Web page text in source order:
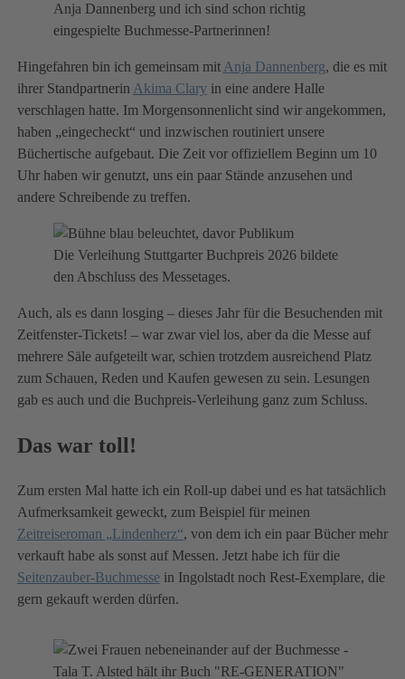
Anja Dannenberg und ich sind schon richtig
eingespielte Buchmesse-Partnerinnen!
Hingefahren bin ich gemeinsam mit Anja Dannenberg, die es mit
ihrer Standpartnerin Akima Claryin eine andere Halle
verschlagen hatte. Im Morgensonnenlicht sind wir angekommen,
haben „eingecheckt“ und inzwischen routiniert unsere
Büchertische aufgebaut. Die Zeit vor offiziellem Beginn um 10
Uhr haben wir genutzt, uns ein paar Stände anzusehen und
andere Schreibende zu treffen.
Die Verleihung Stuttgarter Buchpreis 2026 bildete
den Abschluss des Messetages.
Auch, als es dann losging – dieses Jahr für die Besuchenden mit
Zeitfenster-Tickets! – war zwar viel los, aber da die Messe auf
mehrere Säle aufgeteilt war, schien trotzdem ausreichend Platz
zum Schauen, Reden und Kaufen gewesen zu sein. Lesungen
gab es auch und die Buchpreis-Verleihung ganz zum Schluss.
Das war toll!
Zum ersten Mal hatte ich ein Roll-up dabei und es hat tatsächlich
Aufmerksamkeit geweckt, zum Beispiel für meinen
Zeitreiseroman „Lindenherz“, von dem ich ein paar Bücher mehr
verkauft habe als sonst auf Messen. Jetzt habe ich für die
Seitenzauber-Buchmessein Ingolstadt noch Rest-Exemplare, die
gern gekauft werden dürfen.